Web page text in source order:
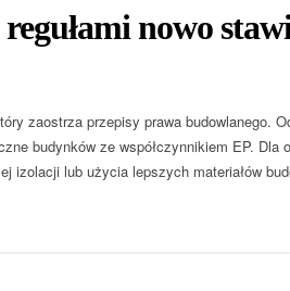
nowo
zaostrza przepisy prawa budowlanego.
budynków ze współczynnikiem EP.
izolacji lub użycia lepszych materiałów